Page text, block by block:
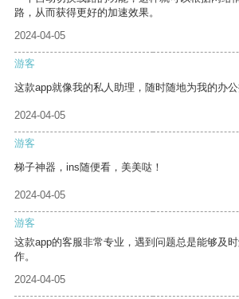
路，从而获得更好的加速效果。
2024-04-05
游客
这款app就像我的私人助理，随时随地为我的办公
2024-04-05
游客
梯子神器，ins随便看，美美哒！
2024-04-05
游客
这款app的客服非常专业，遇到问题总是能够及
作。
2024-04-05